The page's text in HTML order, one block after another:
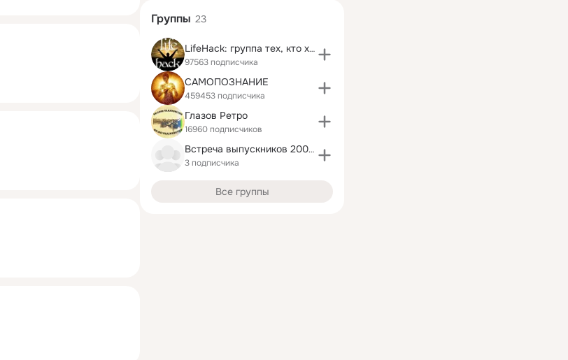
Группы 23
LifeHack: группа тех, кто хочет больше от жизни!
97563 подписчика
САМОПОЗНАНИЕ
459453 подписчика
Глазов Ретро
16960 подписчиков
Встреча выпускников 2002 года школы № 1
3 подписчика
Все группы